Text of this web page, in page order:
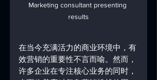
Marketing consultant presenting
results
在当今充满活力的商业环境中，有
效营销的重要性不言而喻。然而，
许多企业在专注核心业务的同时，